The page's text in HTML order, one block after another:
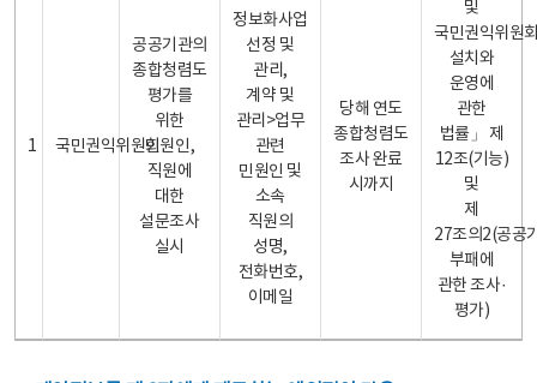
1 국민권익위원회
공공기관의
종합청렴도
평가를
위한
민원인,
직원에
대한
설문조사
실시
정보화사업
선정 및
관리,
계약 및
관리>업무
관련
민원인 및
소속
직원의
성명,
전화번호,
이메일
당해 연도
종합청렴도
조사 완료
시까지
및
국민권익위원
설치와
운영에
관한
법률」 제
12조(기능)
및
제
27조의2(공공
부패에
관한 조사·
평가)